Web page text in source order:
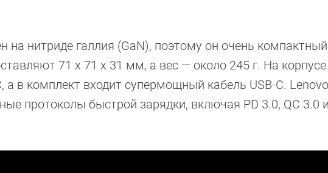
на нитриде галлия (GaN), поэтому он очень
71 x 71 x 31 мм, а вес — около 245 г. На
а в комплект входит супермощный кабель USB-C.
протоколы быстрой зарядки, включая PD 3.0, QC 3.0